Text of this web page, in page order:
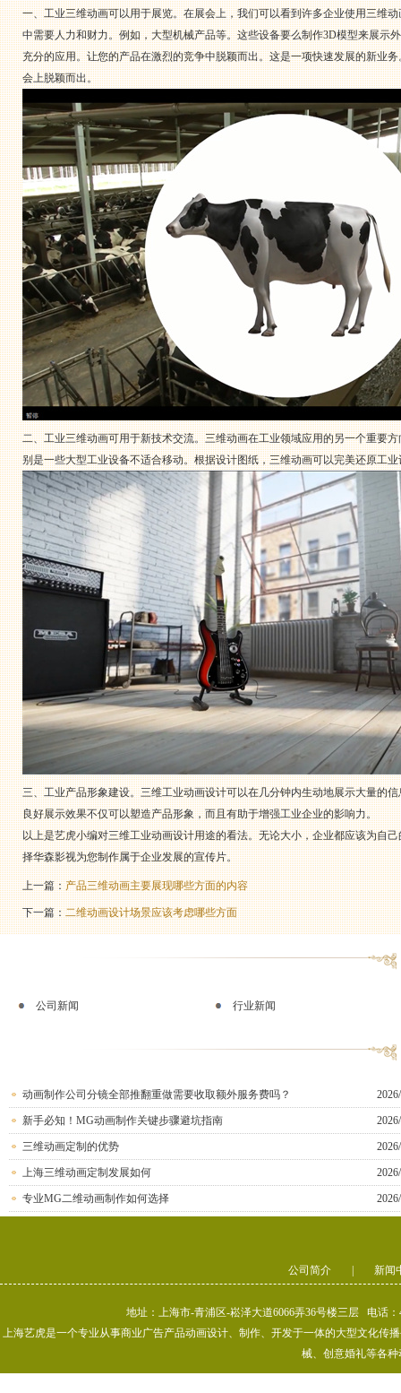
一、工业三维动画可以用于展览。在展会上，我们可以看到许多企业使用三维
中需要人力和财力。例如，大型机械产品等。这些设备要么制作3D模型来展
充分的应用。让您的产品在激烈的竞争中脱颖而出。这是一项快速发展的新业
会上脱颖而出。
二、工业三维动画可用于新技术交流。三维动画在工业领域应用的另一个重要
别是一些大型工业设备不适合移动。根据设计图纸，三维动画可以完美还原工
三、工业产品形象建设。三维工业动画设计可以在几分钟内生动地展示大量的
良好展示效果不仅可以塑造产品形象，而且有助于增强工业企业的影响力。
以上是艺虎小编对三维工业动画设计用途的看法。无论大小，企业都应该为自
择华森影视为您制作属于企业发展的宣传片。
上一篇：产品三维动画主要展现哪些方面的内容
下一篇：二维动画设计场景应该考虑哪些方面
公司新闻 行业新闻
动画制作公司分镜全部推翻重做需要收取额外服务费吗？
新手必知！MG动画制作关键步骤避坑指南
三维动画定制的优势
上海三维动画定制发展如何
专业MG二维动画制作如何选择
公司简介 新闻
地址：上海市-青浦区-崧泽大道6066弄36号楼三层 电话
上海艺虎是一个专业从事商业广告产品动画设计、制作、开发于一体的大型文化传
械、创意婚礼等各